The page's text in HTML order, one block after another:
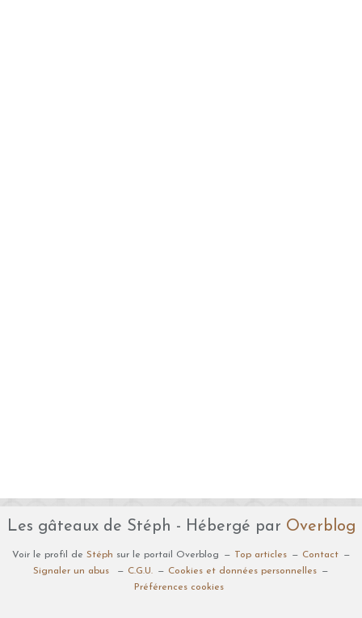
Les gâteaux de Stéph - Hébergé par Overblog
Voir le profil de Stéph sur le portail Overblog Top articles
Contact
Signaler un abus
C.G.U.
Cookies et données personnelles
Préférences cookies